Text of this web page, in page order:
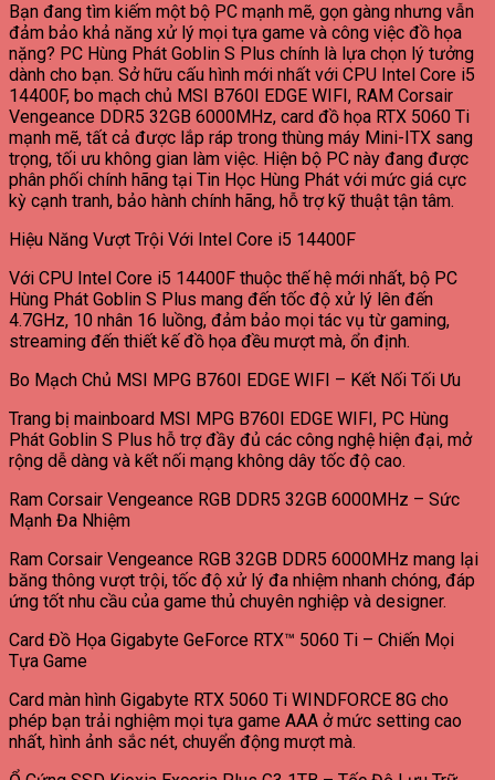
Bạn đang tìm kiếm một bộ PC mạnh mẽ, gọn gàng nhưng vẫn
đảm bảo khả năng xử lý mọi tựa game và công việc đồ họa
nặng? PC Hùng Phát Goblin S Plus chính là lựa chọn lý tưởng
dành cho bạn. Sở hữu cấu hình mới nhất với CPU Intel Core i5
14400F, bo mạch chủ MSI B760I EDGE WIFI, RAM Corsair
Vengeance DDR5 32GB 6000MHz, card đồ họa RTX 5060 Ti
mạnh mẽ, tất cả được lắp ráp trong thùng máy Mini-ITX sang
trọng, tối ưu không gian làm việc. Hiện bộ PC này đang được
phân phối chính hãng tại Tin Học Hùng Phát với mức giá cực
kỳ cạnh tranh, bảo hành chính hãng, hỗ trợ kỹ thuật tận tâm.
Hiệu Năng Vượt Trội Với Intel Core i5 14400F
Với CPU Intel Core i5 14400F thuộc thế hệ mới nhất, bộ PC
Hùng Phát Goblin S Plus mang đến tốc độ xử lý lên đến
4.7GHz, 10 nhân 16 luồng, đảm bảo mọi tác vụ từ gaming,
streaming đến thiết kế đồ họa đều mượt mà, ổn định.
Bo Mạch Chủ MSI MPG B760I EDGE WIFI – Kết Nối Tối Ưu
Trang bị mainboard MSI MPG B760I EDGE WIFI, PC Hùng
Phát Goblin S Plus hỗ trợ đầy đủ các công nghệ hiện đại, mở
rộng dễ dàng và kết nối mạng không dây tốc độ cao.
Ram Corsair Vengeance RGB DDR5 32GB 6000MHz – Sức
Mạnh Đa Nhiệm
Ram Corsair Vengeance RGB 32GB DDR5 6000MHz mang lại
băng thông vượt trội, tốc độ xử lý đa nhiệm nhanh chóng, đáp
ứng tốt nhu cầu của game thủ chuyên nghiệp và designer.
Card Đồ Họa Gigabyte GeForce RTX™ 5060 Ti – Chiến Mọi
Tựa Game
Card màn hình Gigabyte RTX 5060 Ti WINDFORCE 8G cho
phép bạn trải nghiệm mọi tựa game AAA ở mức setting cao
nhất, hình ảnh sắc nét, chuyển động mượt mà.